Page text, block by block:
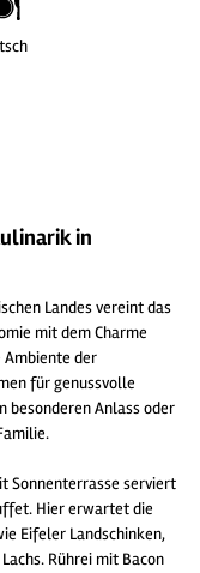
in
Landes vereint das
mit dem Charme
Ambiente der
für genussvolle
besonderen Anlass oder
Sonnenterrasse serviert
Hier erwartet die
Eifeler Landschinken,
Rührei mit Bacon